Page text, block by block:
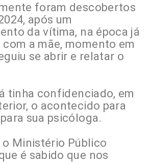
foram descobertos
após um
da vítima, na época já
com a mãe, momento em
se abrir e relatar o
tinha confidenciado, em
o acontecido para
sua psicóloga.
o Ministério Público
é sabido que nos